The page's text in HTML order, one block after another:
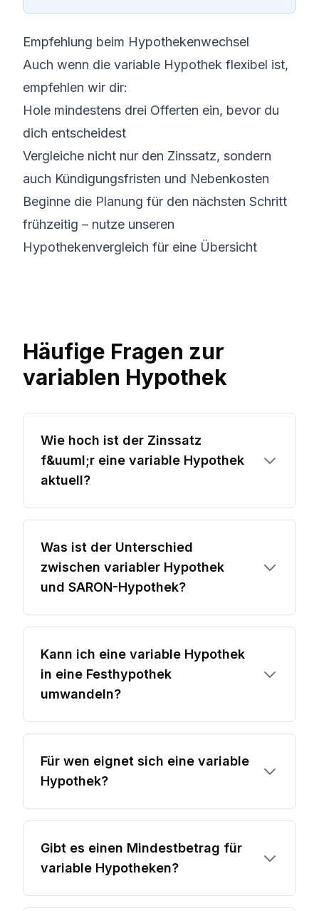
Empfehlung beim Hypothekenwechsel
Auch wenn die variable Hypothek flexibel ist,
empfehlen wir dir:
Hole mindestens drei Offerten ein, bevor du
dich entscheidest
Vergleiche nicht nur den Zinssatz, sondern
auch Kündigungsfristen und Nebenkosten
Beginne die Planung für den nächsten Schritt
frühzeitig – nutze unseren
Hypothekenvergleich für eine Übersicht
Häufige Fragen zur
variablen Hypothek
Wie hoch ist der Zinssatz
f&uuml;r eine variable Hypothek
aktuell?
Was ist der Unterschied
zwischen variabler Hypothek
und SARON-Hypothek?
Kann ich eine variable Hypothek
in eine Festhypothek
umwandeln?
Für wen eignet sich eine variable
Hypothek?
Gibt es einen Mindestbetrag für
variable Hypotheken?